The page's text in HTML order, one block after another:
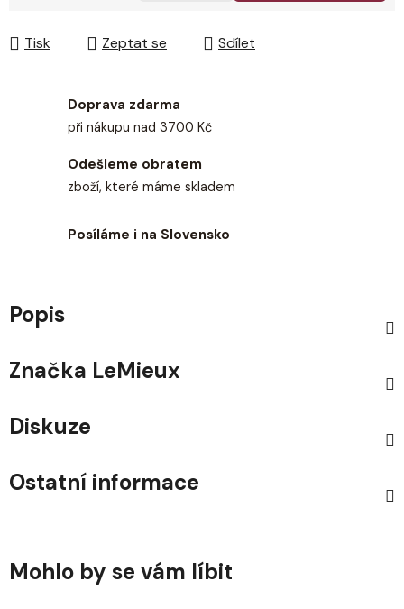
Tisk Zeptat se Sdílet
Doprava zdarma
při nákupu nad 3700 Kč
Odešleme obratem
zboží, které máme skladem
Posíláme i na Slovensko
Popis
Značka LeMieux
Diskuze
Ostatní informace
Mohlo by se vám líbit